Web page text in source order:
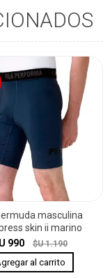
masculina
skin ii marino
990
$U 1.190